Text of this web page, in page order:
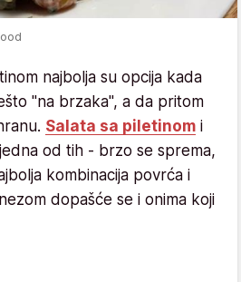
najbolja su opcija kada
"na brzaka", a da pritom
Salata sa piletinom i
od tih - brzo se sprema,
kombinacija povrća i
dopašće se i onima koji